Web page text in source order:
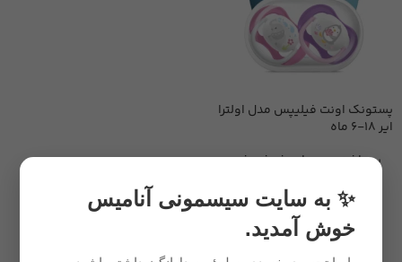
پستونک اونت فیلیپس مدل اولترا
ایر 18-6 ماه
بهداشتی و حمام,شیشه شیر,
4,900,000ریال
✨ به سایت سیسمونی آنامیس
خوش آمدید.